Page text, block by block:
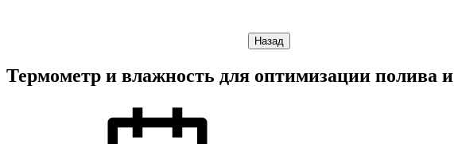
Назад
Термометр и влажность для оптимизации полива